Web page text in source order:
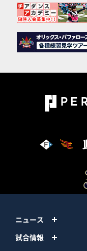
ニュース
試合情報